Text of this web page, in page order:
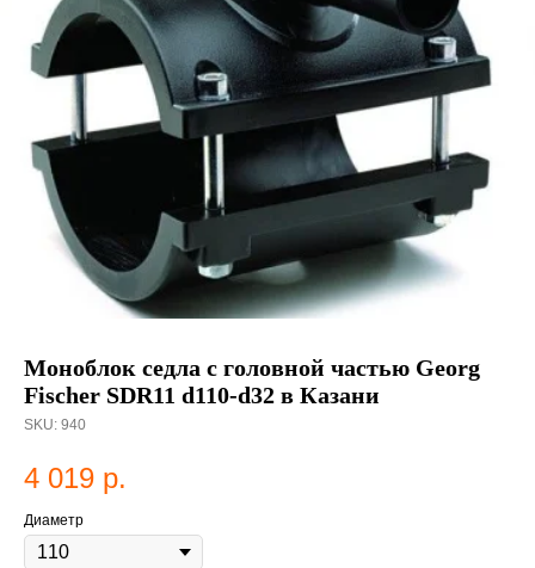
Моноблок седла с головной частью Georg
Fischer SDR11 d110-d32 в Казани
SKU: 940
4 019 р.
Диаметр